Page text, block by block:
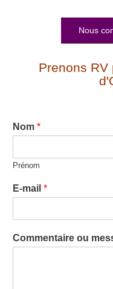
Nous
Prenons RV
Nom *
Prénom
E-mail *
Commentaire ou